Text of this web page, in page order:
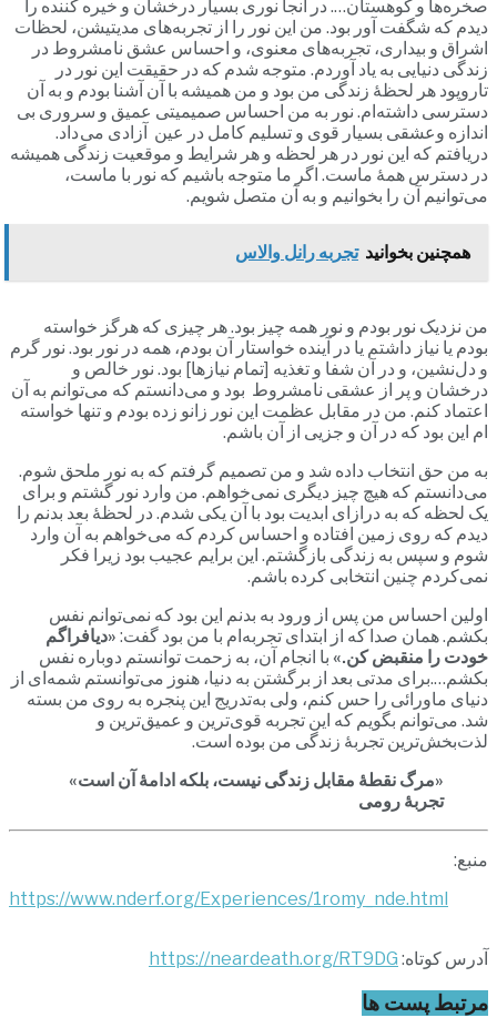
صخره‌ها و کوهستان…. در آنجا نوری بسیار درخشان و خیره کننده را
دیدم که شگفت آور بود. من این نور را از تجربه‌های مدیتیشن، لحظات
اشراق و بیداری، تجربه‌های معنوی، و احساس عشق نامشروط در
زندگی دنیایی به یاد آوردم. متوجه شدم که در حقیقت این نور در
تاروپود هر لحظۀ زندگی من بود و من همیشه با آن آشنا بودم و به آن
دسترسی داشته‌ام. نور به من احساس صمیمیتی عمیق و سروری بی
اندازه وعشقی بسیار قوی و تسلیم کامل در عین آزادی می داد.
دریافتم که این نور در هر لحظه و هر شرایط و موقعیت زندگی همیشه
در دسترس همۀ ماست. اگر ما متوجه باشیم که نور با ماست،
می‌توانیم آن را بخوانیم و به آن متصل شویم.
همچنین بخوانید تجربه رانل والاس
من نزدیک نور بودم و نور همه چیز بود. هر چیزی که هرگز خواسته
بودم یا نیاز داشتم یا در آینده خواستار آن بودم، همه در نور بود. نور گرم
و دل‌نشین، و در آن شفا و تغذیه [تمام نیازها] بود. نور خالص و
درخشان و پر از عشقی نامشروط بود و می‌دانستم که می‌توانم به آن
اعتماد کنم. من در مقابل عظمت این نور زانو زده بودم و تنها خواسته
ام این بود که در آن و جزیی از آن باشم.
به من حق انتخاب داده شد و من تصمیم گرفتم که به نور ملحق شوم.
می‌دانستم که هیچ چیز دیگری نمی‌خواهم. من وارد نور گشتم و برای
یک لحظه که به درازای ابدیت بود با آن یکی شدم. در لحظۀ بعد بدنم را
دیدم که روی زمین افتاده و احساس کردم که می‌خواهم به آن وارد
شوم و سپس به زندگی بازگشتم. این برایم عجیب بود زیرا فکر
نمی‌کردم چنین انتخابی کرده باشم.
اولین احساس من پس از ورود به بدنم این بود که نمی‌توانم نفس
بکشم. همان صدا که از ابتدای تجربه‌ام با من بود گفت: «دیافراگم
خودت را منقبض کن.» با انجام آن، به زحمت توانستم دوباره نفس
بکشم….برای مدتی بعد از برگشتن به دنیا، هنوز می‌توانستم شمه‌ای از
دنیای ماورائی را حس کنم، ولی به‌تدریج این پنجره به روی من بسته
شد. می‌توانم بگویم که این تجربه قوی‌ترین و عمیق‌ترین و
لذت‌بخش‌ترین تجربۀ زندگی من بوده است.
«مرگ نقطۀ مقابل زندگی نیست، بلکه ادامۀ آن است»
تجربۀ رومی
منبع:
https://www.nderf.org/Experiences/1romy_nde.html
آدرس کوتاه: https://neardeath.org/RT9DG
مرتبط پست ها